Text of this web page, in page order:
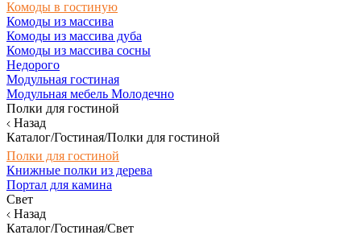
Комоды в гостиную
Комоды из массива
Комоды из массива дуба
Комоды из массива сосны
Недорого
Модульная гостиная
Модульная мебель Молодечно
Полки для гостиной
Назад
Каталог/Гостиная/Полки для гостиной
Полки для гостиной
Книжные полки из дерева
Портал для камина
Свет
Назад
Каталог/Гостиная/Свет